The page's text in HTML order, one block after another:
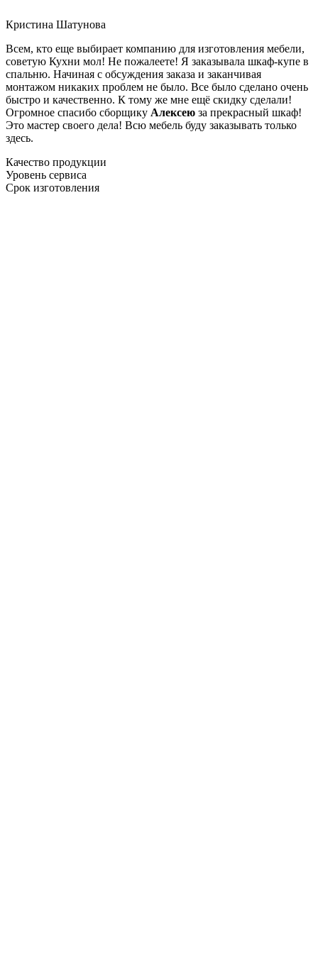
Кристина Шатунова
Всем, кто еще выбирает компанию для изготовления мебели,
советую Кухни мол! Не пожалеете! Я заказывала шкаф-купе в
спальню. Начиная с обсуждения заказа и заканчивая
монтажом никаких проблем не было. Все было сделано очень
быстро и качественно. К тому же мне ещё скидку сделали!
Огромное спасибо сборщику Алексею за прекрасный шкаф!
Это мастер своего дела! Всю мебель буду заказывать только
здесь.
Качество продукции
Уровень сервиса
Срок изготовления